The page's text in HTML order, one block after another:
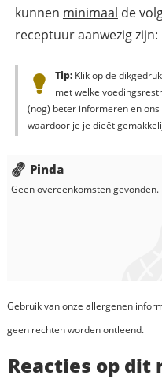
kunnen minimaal de
receptuur aanwezig zijn:
Tip:Klik op de
met welke
(nog) beter informeren en
waardoor je je dieët
Pinda
Geen overeenkomsten gevonden.
Gebruik van onze allergenen
geen rechten worden ontleend.
Reacties op dit